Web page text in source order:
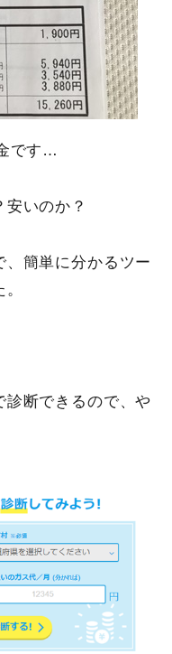
です…
いのか？
、簡単に分かるツー
診断できるので、や